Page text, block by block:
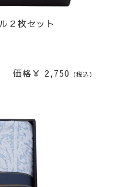
２枚セット
価格￥ 2,750 （税込）